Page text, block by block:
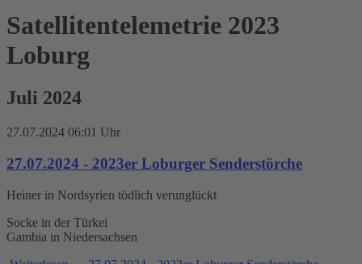
Satellitentelemetrie 2023
Loburg
Juli 2024
27.07.2024 06:01 Uhr
27.07.2024 - 2023er Loburger Senderstörche
Heiner in Nordsyrien tödlich verunglückt
Socke in der Türkei
Gambia in Niedersachsen